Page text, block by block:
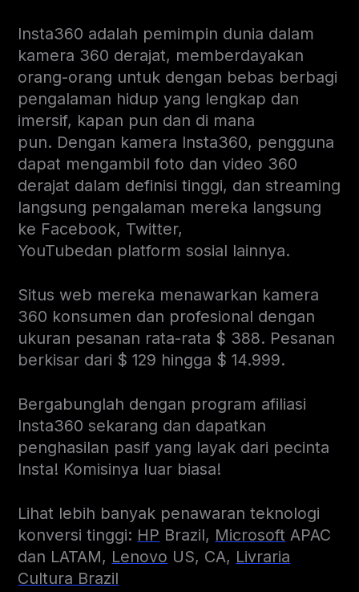
Insta360 adalah pemimpin dunia dalam
kamera 360 derajat, memberdayakan
orang-orang untuk dengan bebas berbagi
pengalaman hidup yang lengkap dan
imersif, kapan pun dan di mana
pun. Dengan kamera Insta360, pengguna
dapat mengambil foto dan video 360
derajat dalam definisi tinggi, dan streaming
langsung pengalaman mereka langsung
ke Facebook, Twitter,
YouTubedan platform sosial lainnya.
Situs web mereka menawarkan kamera
360 konsumen dan profesional dengan
ukuran pesanan rata-rata $ 388. Pesanan
berkisar dari $ 129 hingga $ 14.999.
Bergabunglah dengan program afiliasi
Insta360 sekarang dan dapatkan
penghasilan pasif yang layak dari pecinta
Insta! Komisinya luar biasa!
Lihat lebih banyak penawaran teknologi
konversi tinggi: HP Brazil, Microsoft APAC
dan LATAM, Lenovo US, CA, Livraria
Cultura Brazil